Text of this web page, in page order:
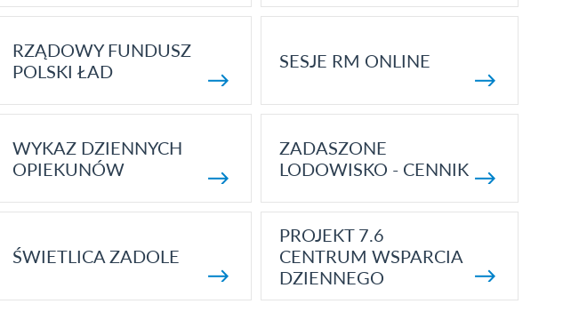
RZĄDOWY FUNDUSZ
POLSKI ŁAD
SESJE RM ONLINE
WYKAZ DZIENNYCH
OPIEKUNÓW
ZADASZONE
LODOWISKO - CENNIK
ŚWIETLICA ZADOLE
PROJEKT 7.6
CENTRUM WSPARCIA
DZIENNEGO